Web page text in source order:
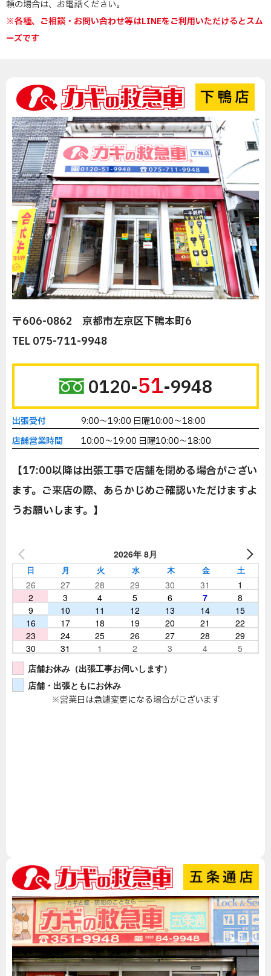
頼の場合は、お電話ください。
※各種、ご相談・お問い合わせ等はLINEをご利用いただけるとスム
ーズです
〒606-0862 京都市左京区下鴨本町6
TEL 075-711-9948
0120-51-9948
出張受付
9:00～19:00 日曜10:00～18:00
店舗営業時間
10:00～19:00 日曜10:00～18:00
【17:00以降は出張工事で店舗を閉める場合がござい
ます。ご来店の際、あらかじめご確認いただけますよ
うお願いします。】
2026年 8月
日 月 火 水 木 金 土
26 27 28 29 30 31
1
2
3 4 5 6 7
8
9
10 11 12 13 14
15
16
17 18 19 20 21
22
23
24 25 26 27 28
29
30
31 1 2 3 4
5
店舗お休み（出張工事お伺いします）
店舗・出張ともにお休み
※営業日は急遽変更になる場合がございます